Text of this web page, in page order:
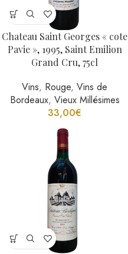
Chateau Saint Georges « cote
Pavie », 1995, Saint Emilion
Grand Cru, 75cl
Vins, Rouge, Vins de
Bordeaux, Vieux Millésimes
33,00€